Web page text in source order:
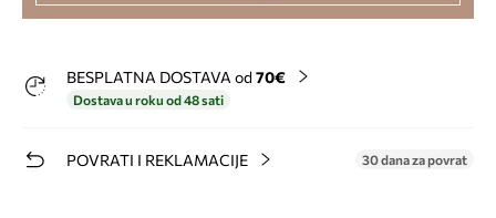
BESPLATNA DOSTAVA od 70€
Dostava u roku od 48 sati
POVRATI I REKLAMACIJE 30 dana za povrat